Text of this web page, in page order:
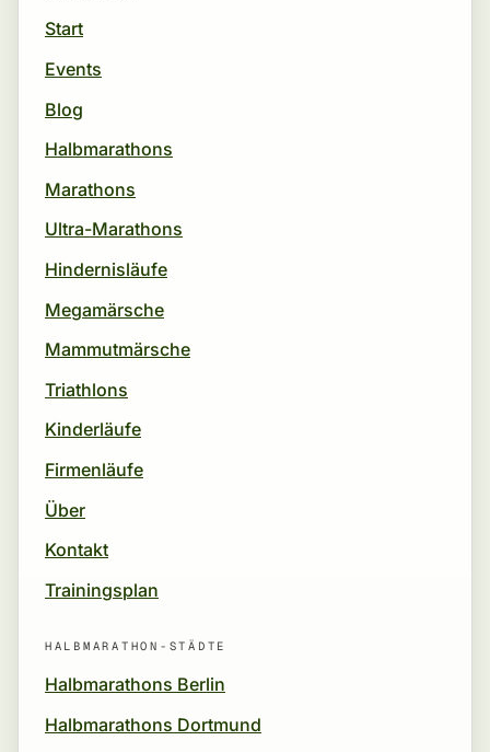
Start
Events
Blog
Halbmarathons
Marathons
Ultra-Marathons
Hindernisläufe
Megamärsche
Mammutmärsche
Triathlons
Kinderläufe
Firmenläufe
Über
Kontakt
Trainingsplan
HALBMARATHON-STÄDTE
Halbmarathons Berlin
Halbmarathons Dortmund